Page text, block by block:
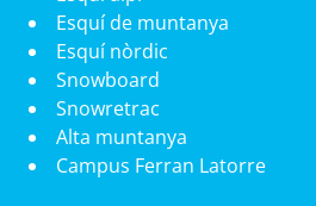
Esquí de muntanya
Esquí nòrdic
Snowboard
Snowretrac
Alta muntanya
Campus Ferran Latorre